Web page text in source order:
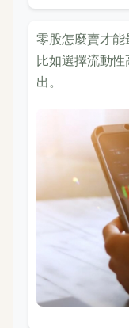
零股怎麼賣才能
比如選擇流動
出。